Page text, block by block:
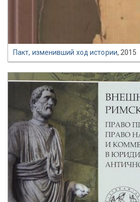
Пакт, изменивший ход истории, 2015